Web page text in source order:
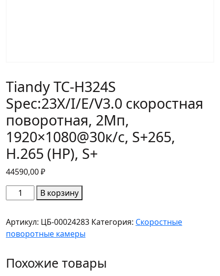
Tiandy TC-H324S
Spec:23X/I/E/V3.0 скоростная
поворотная, 2Мп,
1920×1080@30к/c, S+265,
H.265 (HP), S+
44590,00₽
Количество
товара
TC-
H324S
скоростная
В корзину
Артикул: ЦБ-00024283 Категория: Скоростные
поворотные камеры
Похожие товары